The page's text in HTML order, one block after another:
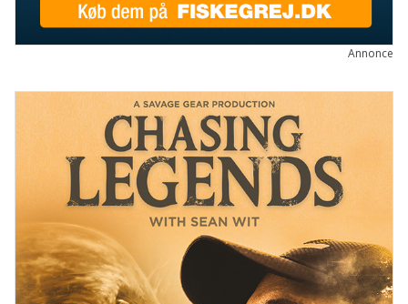
SPINNER SPINNESTANG
WOBLER
Annonce